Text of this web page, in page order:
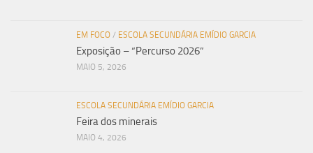
EM FOCO / ESCOLA SECUNDÁRIA EMÍDIO GARCIA
Exposição – “Percurso 2026”
MAIO 5, 2026
ESCOLA SECUNDÁRIA EMÍDIO GARCIA
Feira dos minerais
MAIO 4, 2026